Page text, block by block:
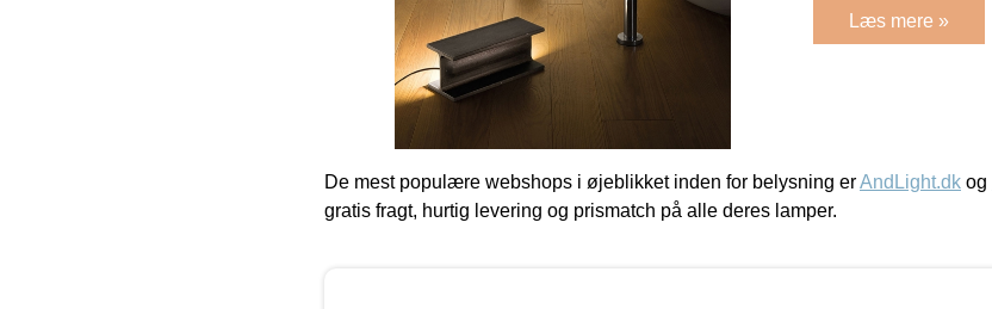
Læs mere »
De mest populære webshops i øjeblikket inden for belysning erAndLight.dk og
gratis fragt, hurtig levering og prismatch på alle deres lamper.